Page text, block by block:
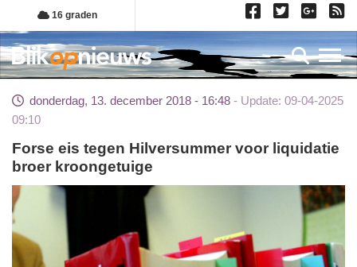
Overslaan
en
naar
de
gaan
16 graden
donderdag, 13. december 2018 - 16:48
Update: 09-04-2025
09:10
Forse eis tegen Hilversummer voor liquidatie
broer kroongetuige